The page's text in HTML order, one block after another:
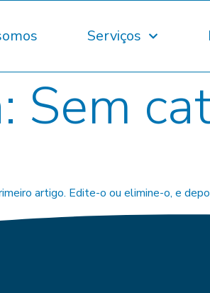
Serviços
Sem
artigo. Edite-o ou elimine-o, e